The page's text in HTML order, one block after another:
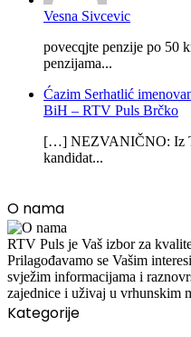
Vesna Sivcevic
povecqjte penzije po 50
penzijama...
Ćazim Serhatlić
BiH – RTV Puls Brčko
[…] NEZVANIČNO: Iz
kandidat...
O nama
RTV Puls je Vaš izbor za
Prilagođavamo se Vašim
svježim informacijama i
zajednice i uživaj u vrhunskim
Kategorije